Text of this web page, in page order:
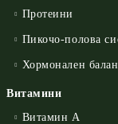
Протеини
Пикочо-полова
Хормонален
Витамини
Витамин А